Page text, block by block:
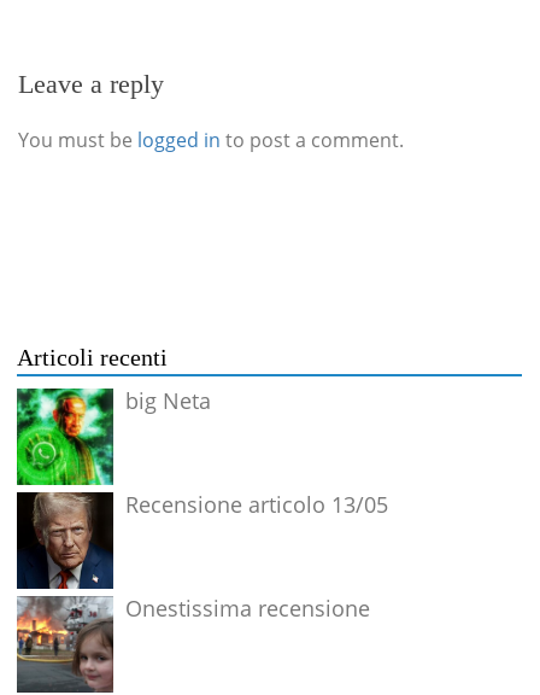
Leave a reply
You must be logged in to post a comment.
Articoli recenti
big Neta
Recensione articolo 13/05
Onestissima recensione